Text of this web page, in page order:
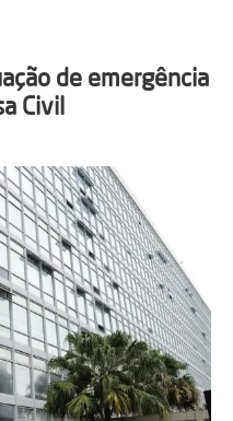
de emergência
Civil